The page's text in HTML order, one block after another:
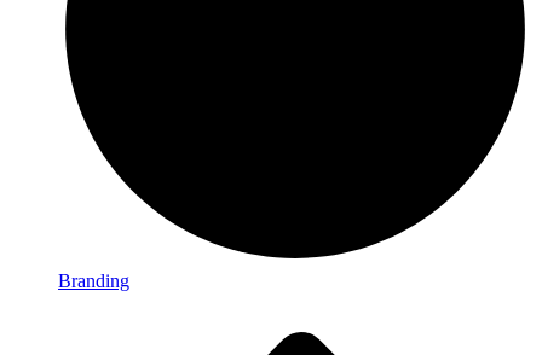
Branding